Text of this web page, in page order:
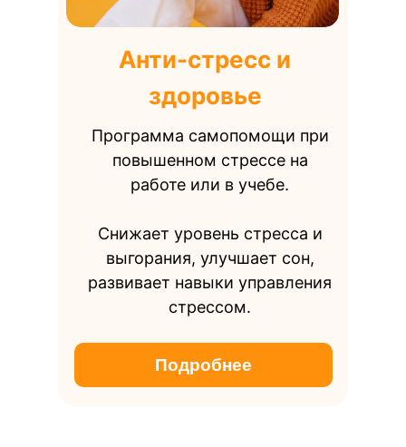
Анти-стресс и
здоровье
Программа самопомощи при
повышенном стрессе на
работе или в учебе.
Снижает уровень стресса и
выгорания, улучшает сон,
развивает навыки управления
стрессом.
Подробнее